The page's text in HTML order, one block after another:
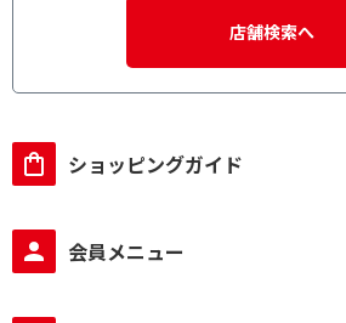
店舗検索へ
ショッピングガイド
会員メニュー